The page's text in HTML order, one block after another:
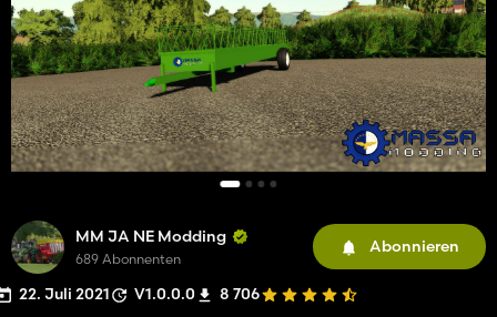
MM JA NE Modding
689 Abonnenten
Abonnieren
22. Juli 2021 V1.0.0.0 8 706